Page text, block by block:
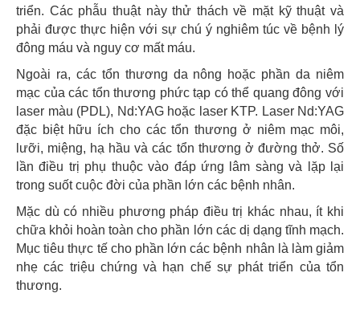
triển. Các phẫu thuật này thử thách về mặt kỹ thuật và
phải được thực hiện với sự chú ý nghiêm túc về bệnh lý
đông máu và nguy cơ mất máu.
Ngoài ra, các tổn thương da nông hoặc phần da niêm
mạc của các tổn thương phức tạp có thể quang đông với
laser màu (PDL), Nd:YAG hoặc laser KTP. Laser Nd:YAG
đặc biệt hữu ích cho các tổn thương ở niêm mạc môi,
lưỡi, miệng, hạ hầu và các tổn thương ở đường thở. Số
lần điều trị phụ thuộc vào đáp ứng lâm sàng và lặp lại
trong suốt cuộc đời của phần lớn các bệnh nhân.
Mặc dù có nhiều phương pháp điều trị khác nhau, ít khi
chữa khỏi hoàn toàn cho phần lớn các dị dạng tĩnh mạch.
Mục tiêu thực tế cho phần lớn các bệnh nhân là làm giảm
nhẹ các triệu chứng và hạn chế sự phát triển của tổn
thương.